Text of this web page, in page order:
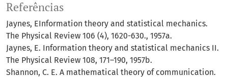
Referências
Jaynes, EInformation theory and statistical mechanics.
The Physical Review 106 (4), 1620-630., 1957a.
Jaynes, E. Information theory and statistical mechanics II.
The Physical Review 108, 171–190, 1957b.
Shannon, C. E. A mathematical theory of communication.